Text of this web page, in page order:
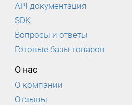
API документация
SDK
Вопросы и ответы
Готовые базы товаров
О нас
О компании
Отзывы